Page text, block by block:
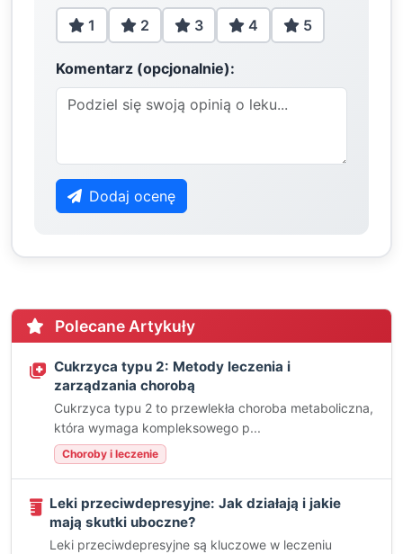
1 2 3 4 5
Komentarz (opcjonalnie):
Dodaj ocenę
Polecane Artykuły
Cukrzyca typu 2: Metody leczenia i
zarządzania chorobą
Cukrzyca typu 2 to przewlekła choroba metaboliczna,
która wymaga kompleksowego p...
Choroby i leczenie
Leki przeciwdepresyjne: Jak działają i jakie
mają skutki uboczne?
Leki przeciwdepresyjne są kluczowe w leczeniu